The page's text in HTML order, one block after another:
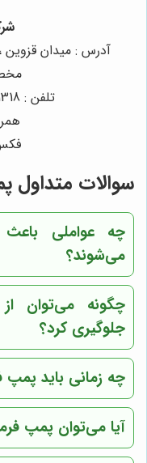
آدرس : میدان قزوین
تلفن : 02155401318 - 02155410717
همراه :
فکس:
سوالات متداول
چه عواملی باعث
می‌شوند؟
چگونه می‌توان
جلوگیری کرد؟
چه زمانی باید پمپ
آیا می‌توان پمپ